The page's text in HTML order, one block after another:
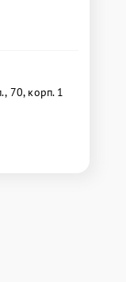
70, корп. 1